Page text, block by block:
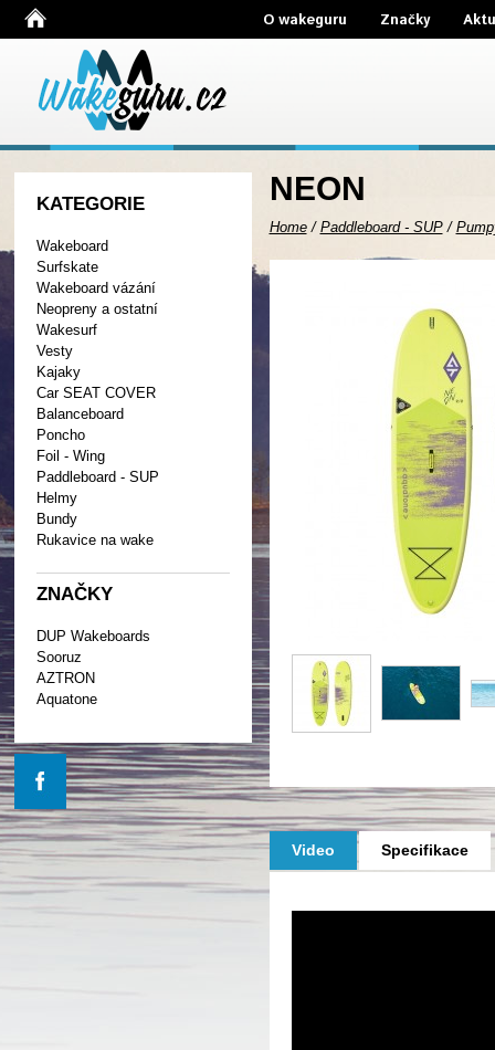
O wakeguru Značky
KATEGORIE
Wakeboard
Surfskate
Wakeboard vázání
Neopreny a ostatní
Wakesurf
Vesty
Kajaky
Car SEAT COVER
Balanceboard
Poncho
Foil - Wing
Paddleboard - SUP
Helmy
Bundy
Rukavice na wake
ZNAČKY
DUP Wakeboards
Sooruz
AZTRON
Aquatone
NEON
Home/ Paddleboard - SUP/
Video Specifikace